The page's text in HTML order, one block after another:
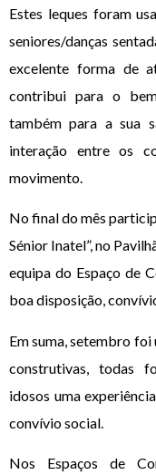
Estes leques foram
seniores/danças
excelente forma de
contribui para o
também para a sua
interação entre os
movimento.
No final do mês
Sénior Inatel”, no
equipa do Espaço de
boa disposição,
Em suma, setembro
construtivas, todas
idosos uma
convívio social.
Nos Espaços de